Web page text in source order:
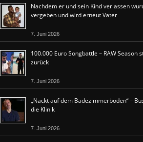
Nachdem er und sein Kind verlassen
vergeben und wird erneut Vater
7. Juni 2026
100.000 Euro Songbattle – RAW Season
zurück
7. Juni 2026
„Nackt auf dem Badezimmerboden“ –
die Klinik
7. Juni 2026